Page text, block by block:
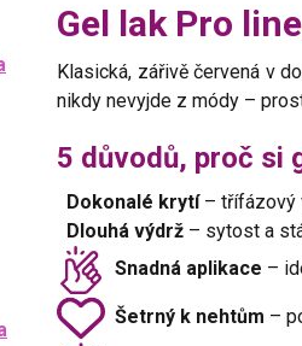
Gel lak Pro
Klasická, zářivě červená v
nikdy nevyjde z módy –
5 důvodů, proč si
Dokonalé krytí– třífázový
Dlouhá výdrž– sytost a
Snadná aplikace –
Šetrný k nehtům –